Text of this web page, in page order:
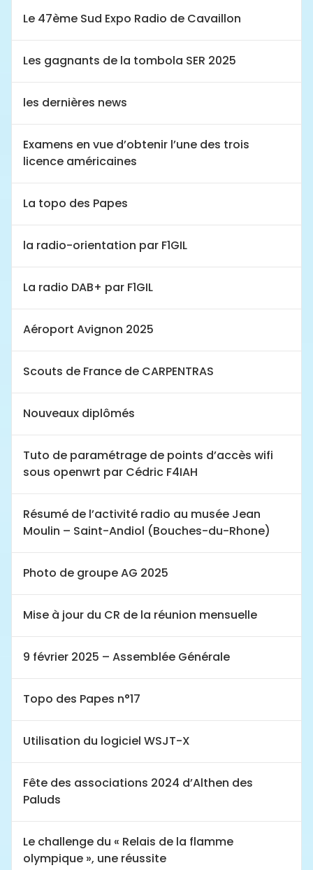
Le 47ème Sud Expo Radio de Cavaillon
Les gagnants de la tombola SER 2025
les dernières news
Examens en vue d’obtenir l’une des trois
licence américaines
La topo des Papes
la radio-orientation par F1GIL
La radio DAB+ par F1GIL
Aéroport Avignon 2025
Scouts de France de CARPENTRAS
Nouveaux diplômés
Tuto de paramétrage de points d’accès wifi
sous openwrt par Cédric F4IAH
Résumé de l’activité radio au musée Jean
Moulin – Saint-Andiol (Bouches-du-Rhone)
Photo de groupe AG 2025
Mise à jour du CR de la réunion mensuelle
9 février 2025 – Assemblée Générale
Topo des Papes n°17
Utilisation du logiciel WSJT-X
Fête des associations 2024 d’Althen des
Paluds
Le challenge du « Relais de la flamme
olympique », une réussite